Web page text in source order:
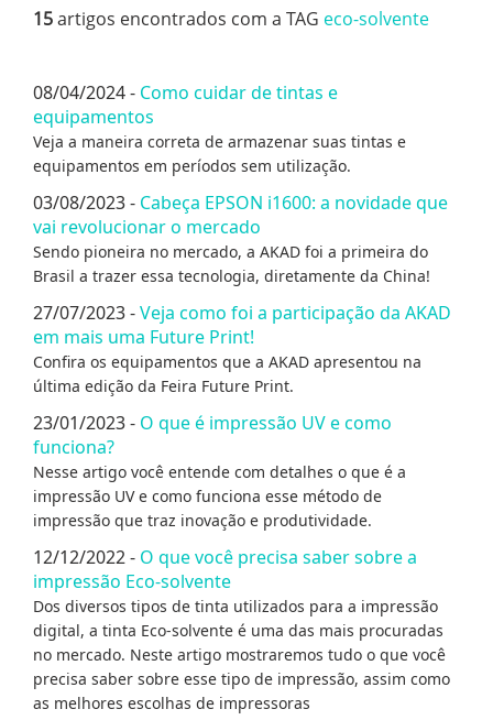
15artigos encontrados com a TAG eco-solvente
08/04/2024 - Como cuidar de tintas e
equipamentos
Veja a maneira correta de armazenar suas tintas e
equipamentos em períodos sem utilização.
03/08/2023 - Cabeça EPSON i1600: a novidade que
vai revolucionar o mercado
Sendo pioneira no mercado, a AKAD foi a primeira do
Brasil a trazer essa tecnologia, diretamente da China!
27/07/2023 -Veja como foi a participação da AKAD
em mais uma Future Print!
Confira os equipamentos que a AKAD apresentou na
última edição da Feira Future Print.
23/01/2023 - O que é impressão UV e como
funciona?
Nesse artigo você entende com detalhes o que é a
impressão UV e como funciona esse método de
impressão que traz inovação e produtividade.
12/12/2022 - O que você precisa saber sobre a
impressão Eco-solvente
Dos diversos tipos de tinta utilizados para a impressão
digital, a tinta Eco-solvente é uma das mais procuradas
no mercado. Neste artigo mostraremos tudo o que você
precisa saber sobre esse tipo de impressão, assim como
as melhores escolhas de impressoras